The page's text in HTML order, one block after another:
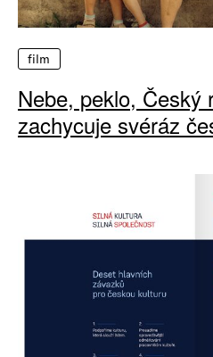
film
Nebe, peklo, Český
zachycuje svéráz